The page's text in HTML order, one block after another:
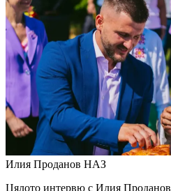
Илия Проданов НАЗ
Цялото интервю с Илия Проданов